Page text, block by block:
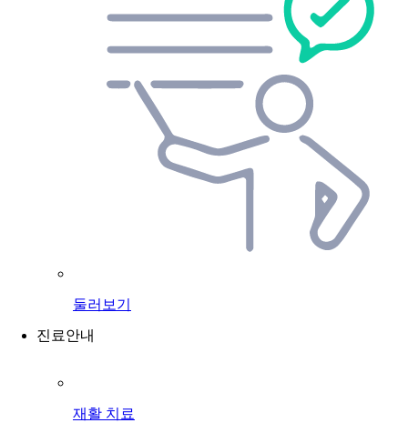
둘러보기
진료안내
재활 치료